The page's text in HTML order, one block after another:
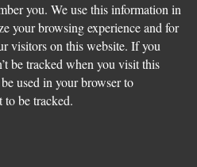
for the Alfresco Docker
Jars Testing with Docker
you. We use this information in
your browsing experience and for
visitors on this website. If you
be tracked when you visit this
used in your browser to
to be tracked.